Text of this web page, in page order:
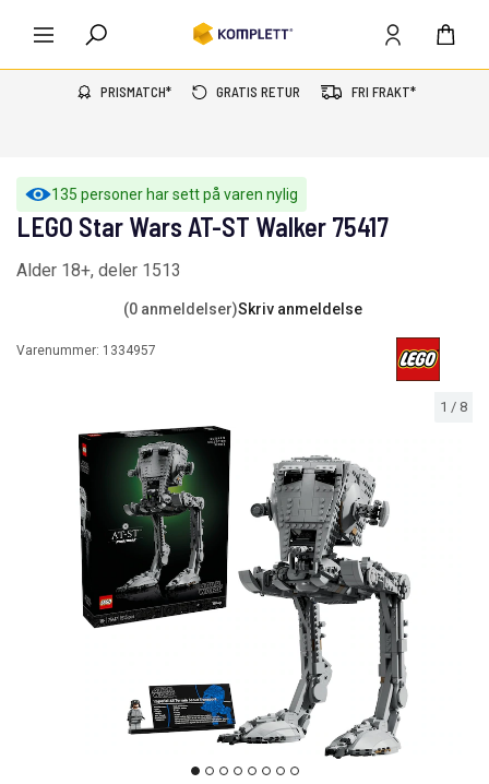
PRISMATCH* GRATIS RETUR FRI FRAKT*
135 personer har sett på varen nylig
1 / 8
LEGO Star Wars AT-ST Walker 75417
Alder 18+, deler 1513
(0 anmeldelser)Skriv anmeldelse
Varenummer: 1334957